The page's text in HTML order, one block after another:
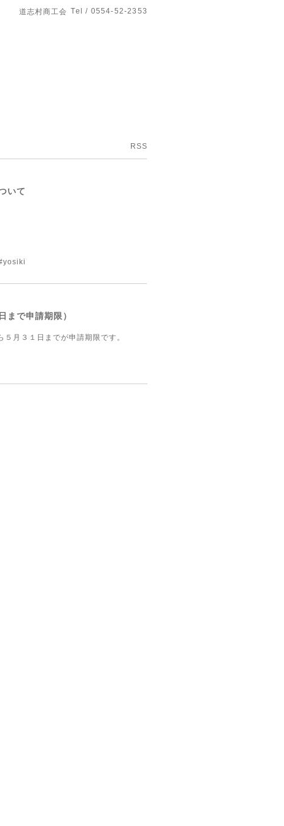
道志村商工会 Tel / 0554-52-2353
RSS
いて
まで申請期限）
月３１日までが申請期限です。